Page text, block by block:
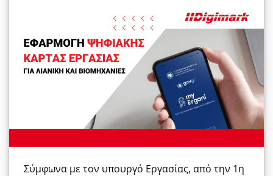
Σύμφωνα με τον υπουργό Εργασίας, από την 1η